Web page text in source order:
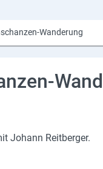
Wanderung
Jo­hann Reit­ber­ger.